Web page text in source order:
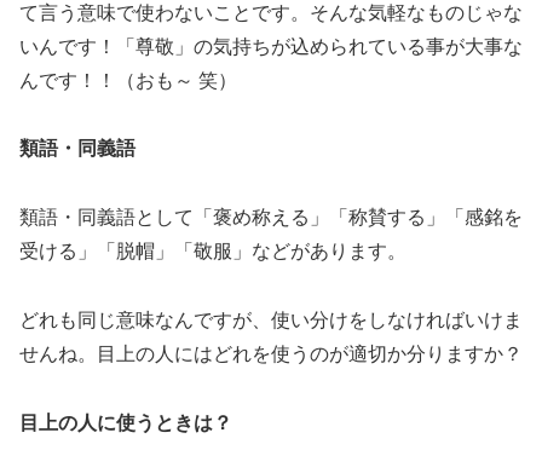
て言う意味で使わないことです。そんな気軽なものじゃな
いんです！「尊敬」の気持ちが込められている事が大事な
んです！！（おも～ 笑）
類語・同義語
類語・同義語として「褒め称える」「称賛する」「感銘を
受ける」「脱帽」「敬服」などがあります。
どれも同じ意味なんですが、使い分けをしなければいけま
せんね。目上の人にはどれを使うのが適切か分りますか？
目上の人に使うときは？